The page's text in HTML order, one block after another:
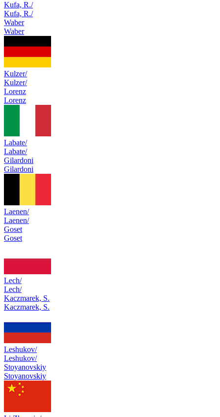
Kufa, R./
Kufa, R./
Waber
Waber
Kulzer/
Kulzer/
Lorenz
Lorenz
Labate/
Labate/
Gilardoni
Gilardoni
Laenen/
Laenen/
Goset
Goset
Lech/
Lech/
Kaczmarek, S.
Kaczmarek, S.
Leshukov/
Leshukov/
Stoyanovskiy
Stoyanovskiy